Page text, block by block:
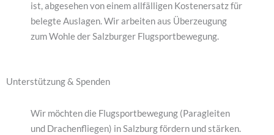
ist, abgesehen von einem allfälligen Kostenersatz für
belegte Auslagen. Wir arbeiten aus Überzeugung
zum Wohle der Salzburger Flugsportbewegung.
Unterstützung & Spenden
Wir möchten die Flugsportbewegung (Paragleiten
und Drachenfliegen) in Salzburg fördern und stärken.